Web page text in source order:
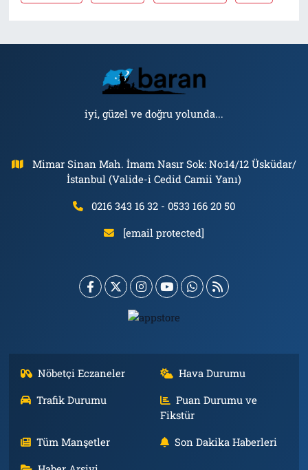
iyi, güzel ve doğru yolunda...
Mimar Sinan Mah. İmam Nasır Sok: No:14/12 Üsküdar/
İstanbul (Valide-i Cedid Camii Yanı)
0216 343 16 32 - 0533 166 20 50
[email protected]
Nöbetçi Eczaneler
Hava Durumu
Trafik Durumu
Puan Durumu ve
Fikstür
Tüm Manşetler
Son Dakika Haberleri